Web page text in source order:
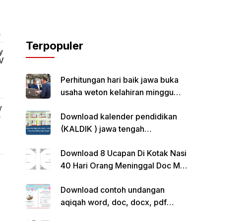
Terpopuler
Perhitungan hari baik jawa buka
usaha weton kelahiran minggu
Download kalender pendidikan
(KALDIK ) jawa tengah
Download 8 Ucapan Di Kotak Nasi
40 Hari Orang Meninggal Doc Ms.
Download contoh undangan
aqiqah word, doc, docx, pdf